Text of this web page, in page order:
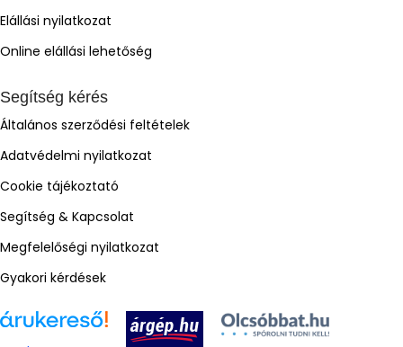
Elállási nyilatkozat
Online elállási lehetőség
Segítség kérés
Általános szerződési feltételek
Adatvédelmi nyilatkozat
Cookie tájékoztató
Segítség & Kapcsolat
Megfelelőségi nyilatkozat
Gyakori kérdések